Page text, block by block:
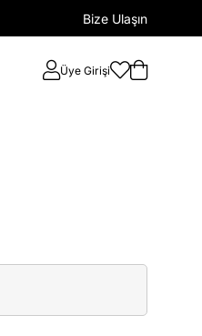
Bize Ulaşın
Üye Girişi